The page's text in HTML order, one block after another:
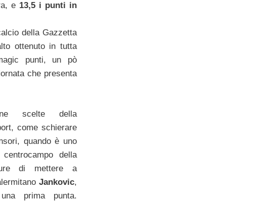
e 13,5 i punti in
della Gazzetta
ottenuto in tutta
punti, un pò
che presenta
scelte della
come schierare
quando è uno
della
di mettere a
Jankovic,
prima punta.